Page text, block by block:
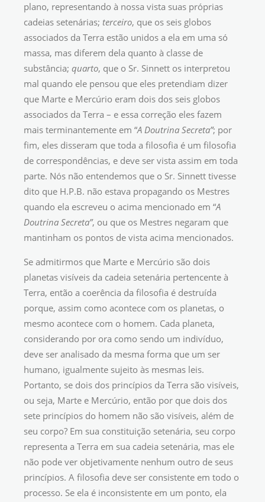
plano, representando à nossa vista suas próprias
cadeias setenárias; terceiro, que os seis globos
associados da Terra estão unidos a ela em uma só
massa, mas diferem dela quanto à classe de
substância; quarto, que o Sr. Sinnett os interpretou
mal quando ele pensou que eles pretendiam dizer
que Marte e Mercúrio eram dois dos seis globos
associados da Terra – e essa correção eles fazem
mais terminantemente em “A Doutrina Secreta”; por
fim, eles disseram que toda a filosofia é um filosofia
de correspondências, e deve ser vista assim em toda
parte. Nós não entendemos que o Sr. Sinnett tivesse
dito que H.P.B. não estava propagando os Mestres
quando ela escreveu o acima mencionado em “A
Doutrina Secreta”, ou que os Mestres negaram que
mantinham os pontos de vista acima mencionados.
Se admitirmos que Marte e Mercúrio são dois
planetas visíveis da cadeia setenária pertencente à
Terra, então a coerência da filosofia é destruída
porque, assim como acontece com os planetas, o
mesmo acontece com o homem. Cada planeta,
considerando por ora como sendo um indivíduo,
deve ser analisado da mesma forma que um ser
humano, igualmente sujeito às mesmas leis.
Portanto, se dois dos princípios da Terra são visíveis,
ou seja, Marte e Mercúrio, então por que dois dos
sete princípios do homem não são visíveis, além de
seu corpo? Em sua constituição setenária, seu corpo
representa a Terra em sua cadeia setenária, mas ele
não pode ver objetivamente nenhum outro de seus
princípios. A filosofia deve ser consistente em todo o
processo. Se ela é inconsistente em um ponto, ela